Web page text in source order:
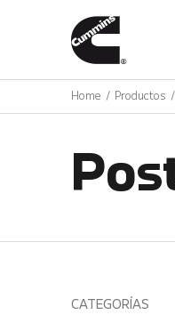
Home Productos
CATEGORÍAS